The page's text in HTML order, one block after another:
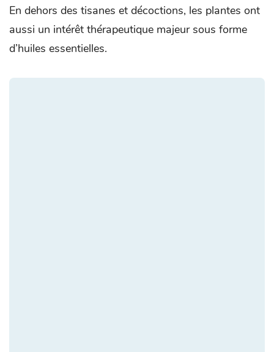
En dehors des tisanes et décoctions, les plantes ont
aussi un intérêt thérapeutique majeur sous forme
d’huiles essentielles.